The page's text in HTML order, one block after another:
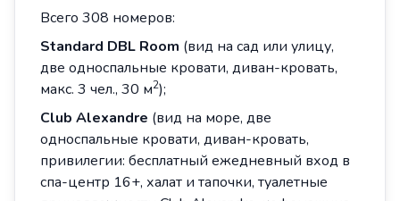
Всего 308 номеров:
Standard DBL Room (вид на сад или улицу,
две односпальные кровати, диван-кровать,
макс. 3 чел., 30 м2);
Club Alexandre (вид на море, две
односпальные кровати, диван-кровать,
привилегии: бесплатный ежедневный вход в
спа-центр 16+, халат и тапочки, туалетные